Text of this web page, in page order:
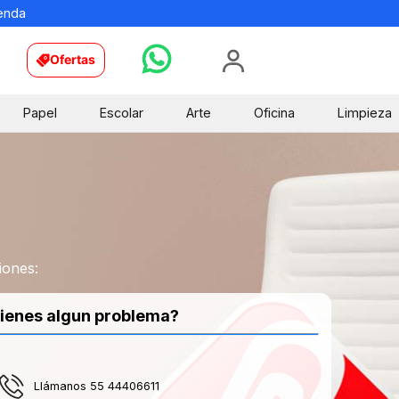
Ofertas
Papel Escolar Arte Oficina Limpieza
algun problema?
Llámanos 55 44406611